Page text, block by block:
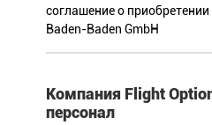
соглашение о
Baden-Baden GmbH
Компания Flight
персонал